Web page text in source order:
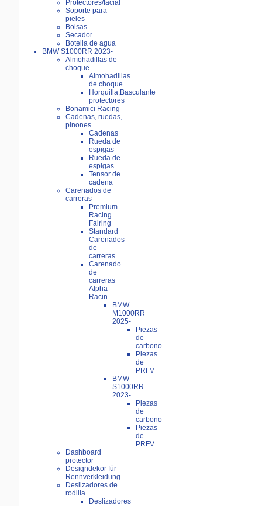
Protectores/facial
Soporte para
pieles
Bolsas
Secador
Botella de agua
BMW S1000RR 2023-
Almohadillas de
choque
Almohadillas
de choque
Horquilla,Basculante
protectores
Bonamici Racing
Cadenas, ruedas,
pinones
Cadenas
Rueda de
espigas
Rueda de
espigas
Tensor de
cadena
Carenados de
carreras
Premium
Racing
Fairing
Standard
Carenados
de
carreras
Carenado
de
carreras
Alpha-
Racin
BMW
M1000RR
2025-
Piezas
de
carbono
Piezas
de
PRFV
BMW
S1000RR
2023-
Piezas
de
carbono
Piezas
de
PRFV
Dashboard
protector
Designdekor für
Rennverkleidung
Deslizadores de
rodilla
Deslizadores